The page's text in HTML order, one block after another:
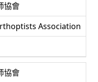
協會
Association
協會